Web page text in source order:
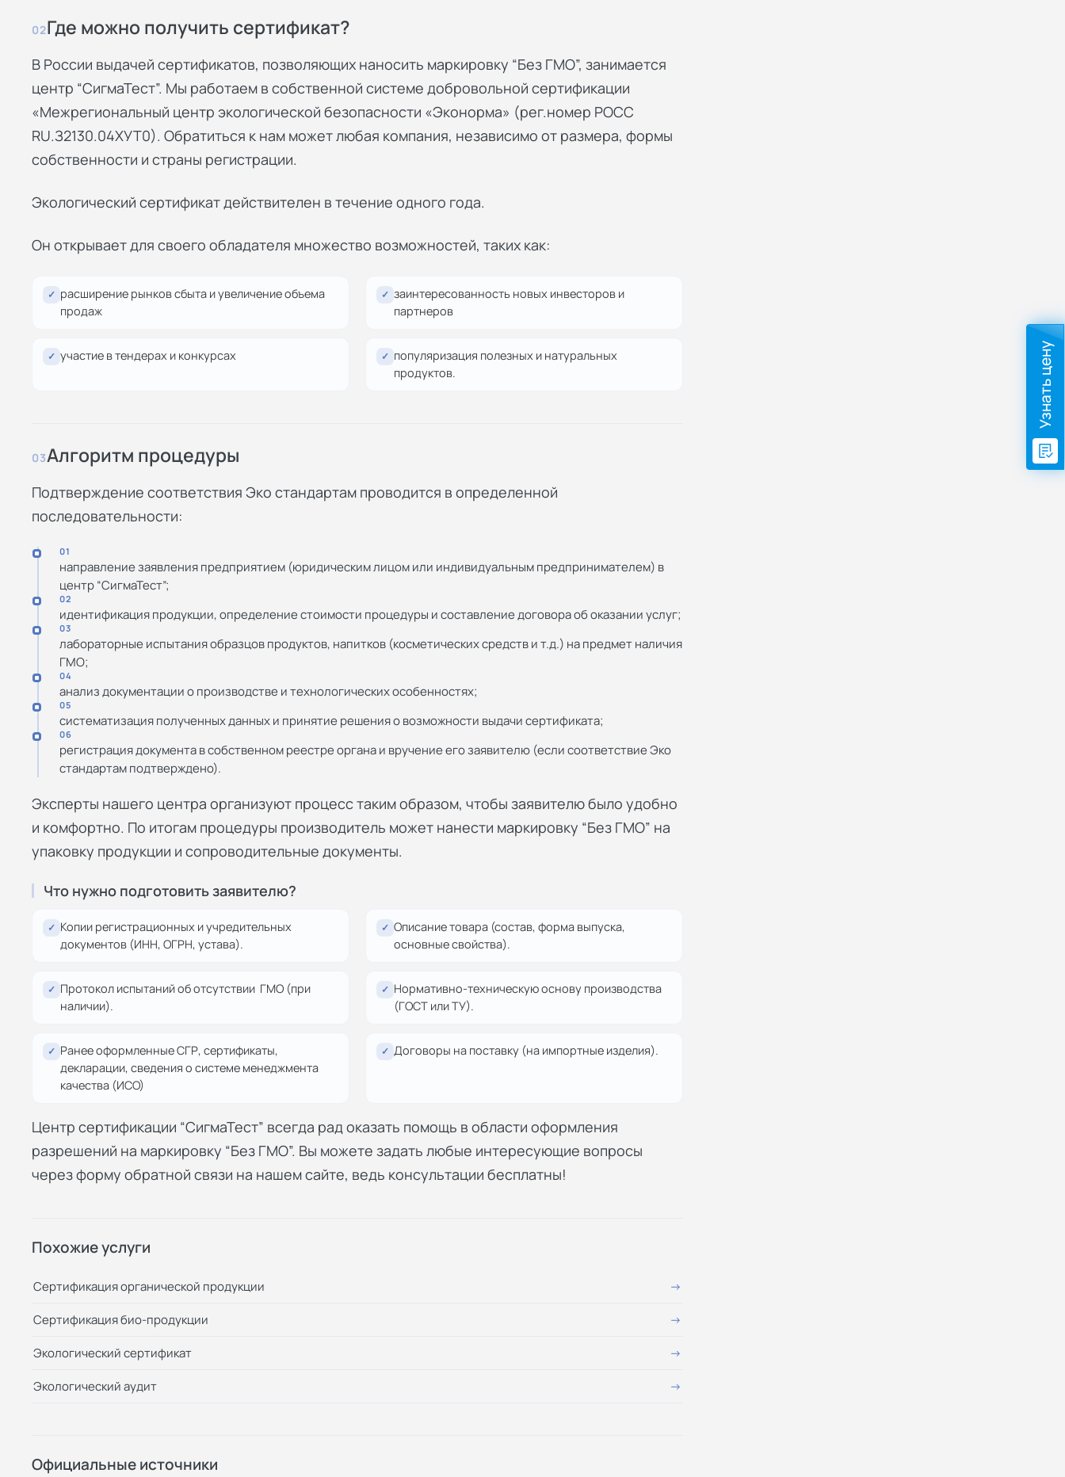
02Где можно получить сертификат?
В России выдачей сертификатов, позволяющих наносить маркировку “Без ГМО”, занимается
центр “СигмаТест”. Мы работаем в собственной системе добровольной сертификации
«Межрегиональный центр экологической безопасности «Эконорма» (рег.номер РОСС
RU.З2130.04ХУТ0). Обратиться к нам может любая компания, независимо от размера, формы
собственности и страны регистрации.
Экологический сертификат действителен в течение одного года.
Он открывает для своего обладателя множество возможностей, таких как:
✓ расширение рынков сбыта и увеличение объема
продаж
✓ заинтересованность новых инвесторов и
партнеров
✓ участие в тендерах и конкурсах ✓ популяризация полезных и натуральных
продуктов.
03Алгоритм процедуры
Подтверждение соответствия Эко стандартам проводится в определенной
последовательности:
01
направление заявления предприятием (юридическим лицом или индивидуальным предпринимателем) в
центр “СигмаТест”;
02
идентификация продукции, определение стоимости процедуры и составление договора об оказании услуг;
03
лабораторные испытания образцов продуктов, напитков (косметических средств и т.д.) на предмет наличия
ГМО;
04
анализ документации о производстве и технологических особенностях;
05
систематизация полученных данных и принятие решения о возможности выдачи сертификата;
06
регистрация документа в собственном реестре органа и вручение его заявителю (если соответствие Эко
стандартам подтверждено).
Эксперты нашего центра организуют процесс таким образом, чтобы заявителю было удобно
и комфортно. По итогам процедуры производитель может нанести маркировку “Без ГМО” на
упаковку продукции и сопроводительные документы.
Что нужно подготовить заявителю?
✓ Копии регистрационных и учредительных
документов (ИНН, ОГРН, устава).
✓ Описание товара (состав, форма выпуска,
основные свойства).
✓ Протокол испытаний об отсутствии ГМО (при
наличии).
✓ Нормативно-техническую основу производства
(ГОСТ или ТУ).
✓ Ранее оформленные СГР, сертификаты,
декларации, сведения о системе менеджмента
качества (ИСО)
✓ Договоры на поставку (на импортные изделия).
Центр сертификации “СигмаТест” всегда рад оказать помощь в области оформления
разрешений на маркировку “Без ГМО”. Вы можете задать любые интересующие вопросы
через форму обратной связи на нашем сайте, ведь консультации бесплатны!
Похожие услуги
Сертификация органической продукции
Сертификация био-продукции
Экологический сертификат
Экологический аудит
Официальные источники
Узнать цену